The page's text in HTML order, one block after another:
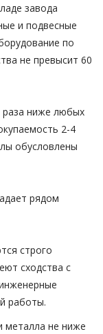
завода
и подвесные
по
не превысит 60
ниже любых
2-4
обусловлены
рядом
строго
сходства с
работы.
металла не ниже